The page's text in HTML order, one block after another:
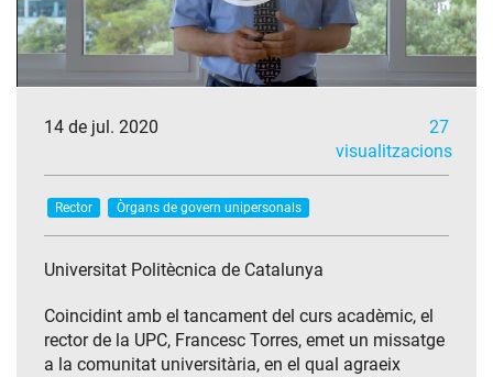
14 de jul. 2020
27
visualitzacions
Rector Òrgans de govern unipersonals
Universitat Politècnica de Catalunya
Coincidint amb el tancament del curs acadèmic, el
rector de la UPC, Francesc Torres, emet un missatge
a la comunitat universitària, en el qual agraeix